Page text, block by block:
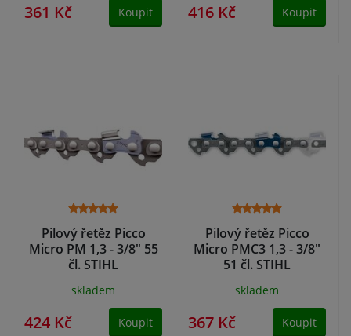
361 Kč Koupit 416 Kč Koupit
Pilový řetěz Picco
Micro PM 1,3 - 3/8" 55
čl. STIHL
skladem
424 Kč Koupit
Pilový řetěz Picco
Micro PMC3 1,3 - 3/8"
51 čl. STIHL
skladem
367 Kč Koupit